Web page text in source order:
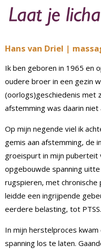
Ga
de
hoofdinhoud
Hans van Driel |
Ik ben geboren in 1965 en
oudere broer in een gezin
(oorlogs)geschiedenis met
afstemming was daarin
Op mijn negende viel ik
gemis aan afstemming, de
groeispurt in mijn puberteit
opgebouwde spanning
rugspieren, met chronische
leidde een ingrijpende
eerdere belasting, tot PTSS.
In mijn herstelproces
spanning los te laten.